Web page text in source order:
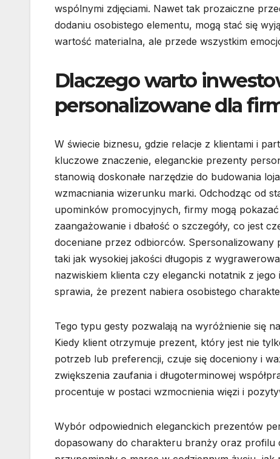
wspólnymi zdjęciami. Nawet tak prozaiczne
dodaniu osobistego elementu, mogą stać się
wartość materialna, ale przede wszystkim
Dlaczego warto
personalizowane dla
W świecie biznesu, gdzie relacje z klientami i
kluczowe znaczenie, eleganckie prezenty
stanowią doskonałe narzędzie do budowania
wzmacniania wizerunku marki. Odchodząc od
upominków promocyjnych, firmy mogą pokazać
zaangażowanie i dbałość o szczegóły, co jest
doceniane przez odbiorców. Spersonalizowany
taki jak wysokiej jakości długopis z
nazwiskiem klienta czy elegancki notatnik z jego
sprawia, że prezent nabiera osobistego
Tego typu gesty pozwalają na wyróżnienie się
Kiedy klient otrzymuje prezent, który jest nie
potrzeb lub preferencji, czuje się doceniony i
zwiększenia zaufania i długoterminowej
procentuje w postaci wzmocnienia więzi i
Wybór odpowiednich eleganckich prezentów
dopasowany do charakteru branży oraz